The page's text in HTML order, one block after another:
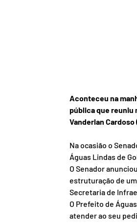
Aconteceu na
pública que reuniu
Vanderlan Cardoso
Na ocasião o
Águas Lindas de
O Senador
estruturação de
Secretaria de
O Prefeito de
atender ao seu